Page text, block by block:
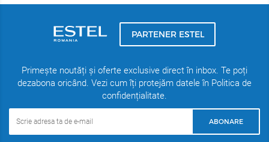
PARTENER ESTEL
Primește noutăți și oferte exclusive direct în inbox. Te poți
dezabona oricând. Vezi cum îți protejăm datele în Politica de
confidențialitate.
ABONARE